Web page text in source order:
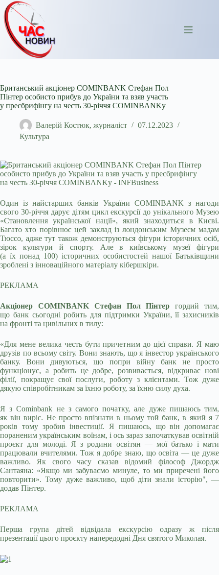
Перейти
до
вмісту
Британський акціонер COMINBANK Стефан Пол
Пінтер особисто прибув до України та взяв участь
у пресбрифінгу на честь 30-річчя COMINBANKу
Валерій Костюк, журналіст
07.12.2023
Культура
Один із найстарших банків України COMINBANK з нагоди
свого 30-річчя дарує дітям цикл екскурсії до унікального Музею
«Становлення української нації», якийзнаходиться в Києві.
Багато хто порівнює цей заклад із лондонським Музеєм мадам
Тюссо, адже тут також демонструються фігури історичних осіб,
зірок культури й спорту. Але в київському музеї фігури
(а їх понад 100) історичних особистостей нашої Батьківщини
зроблені з інноваційного матеріалу кібершкіри.
РЕКЛАМА
Акціонер COMINBANK Стефан Пол Пінтер гордий тим,
що банк сьогодні робить для підтримки України, її захисників
на фронті та цивільних в тилу:
«Для мене велика честь бути причетним до цієї справи. Я маю
друзів по всьому світу. Вони знають, що я інвестор українського
банку. Вони дивуються, що попри війну банк не просто
функціонує, а робить це добре, розвивається, відкриває нові
філії, покращує свої послуги, роботу з клієнтами. Тож дуже
дякую співробітникам за їхню роботу, за їхню силу духа.
Я з Cominbank не з самого початку, але дуже пишаюсь тим,
як він виріс. Не просто впізнати в ньому той банк, в який я 7
років тому зробив інвестиції. Я пишаюсь, що він допомагає
пораненим українським воїнам, і ось зараз започаткував освітній
проєкт для молоді. Я з родини освітян — мої батько і мати
працювали вчителями. Тож я добре знаю, що освіта — це дуже
важливо. Як свого часу сказав відомий філософ Джордж
Сантаяна: «Якщо ми забуваємо минуле, то ми приречені його
повторити». Тому дуже важливо, щоб діти знали історію", —
додав Пінтер.
РЕКЛАМА
Перша група дітей відвідала екскурсію одразу ж після
презентації цього проєкту напередодні Дня святого Миколая.